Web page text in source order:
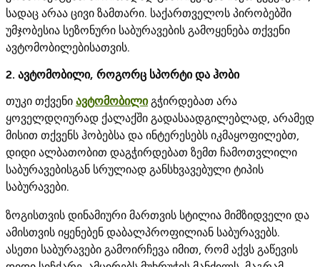
სადაც არაა ცივი ზამთარი. საქართველოს პირობებში
უმჯობესია სეზონური საბურავების გამოყენება თქვენი
ავტომობილებისათვის.
2. ავტომობილი, როგორც სპორტი და ჰობი
თუკი თქვენი ავტომობილიგჭირდებათ არა
ყოველდღიურად ქალაქში გადასაადგილებლად, არამედ
მისით თქვენს ჰობებსა და ინტერესებს იკმაყოფილებთ,
დიდი ალბათობით დაგჭირდებათ ზემთ ჩამოთვლილი
საბურავებისგან სრულიად განსხვავებული ტიპის
საბურავები.
ზოგისთვის დინამიური მართვის სტილია მიმზიდველი და
ამისთვის იყენებენ დაბალპროფილიან საბურავებს.
ასეთი საბურავები გამოირჩევა იმით, რომ აქვს გაწევის